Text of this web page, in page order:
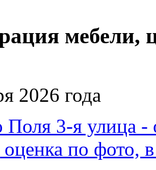
мебели,
2026 года
Поля 3-я улица -
оценка по фото,